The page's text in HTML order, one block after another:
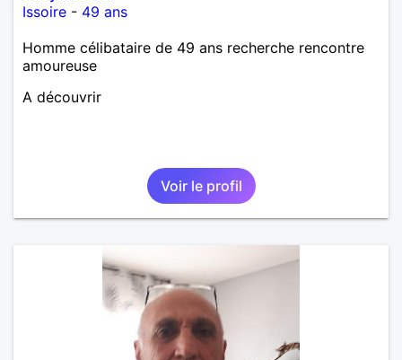
Issoire - 49 ans
Homme célibataire de 49 ans recherche rencontre
amoureuse
A découvrir
Voir le profil